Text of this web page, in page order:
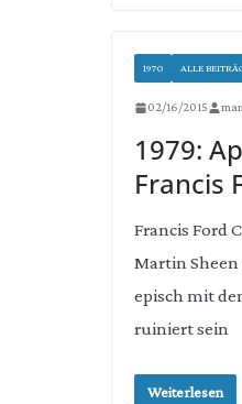
1970 ALLE
02/16/2015
1979:
Francis
Francis Ford
Martin
episch mit
ruiniert sein
Weiterlesen